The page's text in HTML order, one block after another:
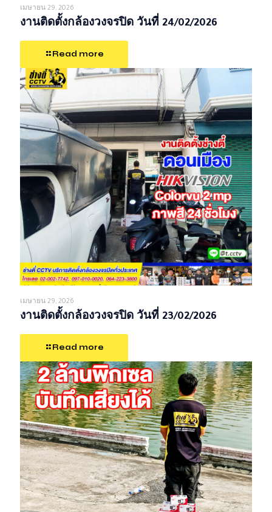
เมษายน 29, 2026
งานติดตั้งกล้องวงจรปิด วันที่ 24/02/2026
Read more
เมษายน 29, 2026
งานติดตั้งกล้องวงจรปิด วันที่ 23/02/2026
Read more